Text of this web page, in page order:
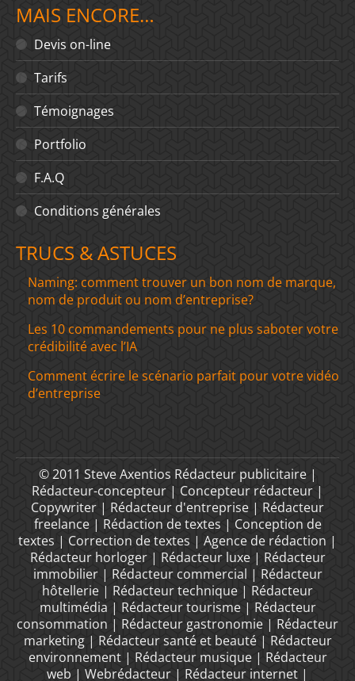
MAIS ENCORE…
Devis on-line
Tarifs
Témoignages
Portfolio
F.A.Q
Conditions générales
TRUCS & ASTUCES
Naming: comment trouver un bon nom de marque,
nom de produit ou nom d’entreprise?
Les 10 commandements pour ne plus saboter votre
crédibilité avec l’IA
Comment écrire le scénario parfait pour votre vidéo
d’entreprise
© 2011 Steve Axentios Rédacteur publicitaire |
Rédacteur-concepteur | Concepteur rédacteur |
Copywriter | Rédacteur d'entreprise | Rédacteur
freelance | Rédaction de textes | Conception de
textes | Correction de textes | Agence de rédaction |
Rédacteur horloger | Rédacteur luxe | Rédacteur
immobilier | Rédacteur commercial | Rédacteur
hôtellerie | Rédacteur technique | Rédacteur
multimédia | Rédacteur tourisme | Rédacteur
consommation | Rédacteur gastronomie | Rédacteur
marketing | Rédacteur santé et beauté | Rédacteur
environnement | Rédacteur musique | Rédacteur
web | Webrédacteur | Rédacteur internet |